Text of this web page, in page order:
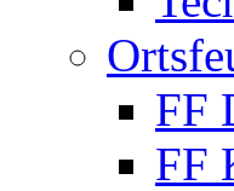
FF
FF